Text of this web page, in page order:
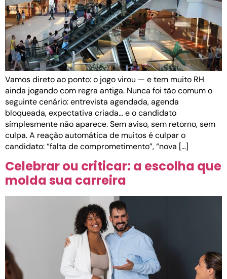
Vamos direto ao ponto: o jogo virou — e tem muito RH
ainda jogando com regra antiga. Nunca foi tão comum o
seguinte cenário: entrevista agendada, agenda
bloqueada, expectativa criada… e o candidato
simplesmente não aparece. Sem aviso, sem retorno, sem
culpa. A reação automática de muitos é culpar o
candidato: “falta de comprometimento”, “nova […]
Celebrar ou criticar: a escolha que
molda sua carreira